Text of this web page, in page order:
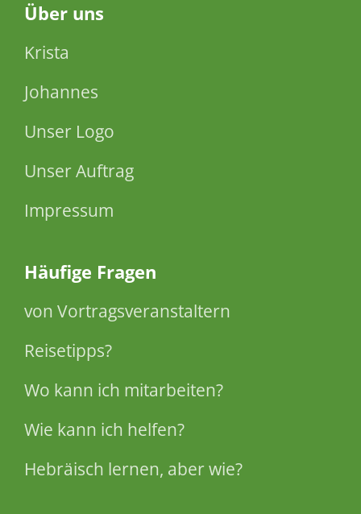
Über uns
Krista
Johannes
Unser Logo
Unser Auftrag
Impressum
Häufige Fragen
von Vortragsveranstaltern
Reisetipps?
Wo kann ich mitarbeiten?
Wie kann ich helfen?
Hebräisch lernen, aber wie?